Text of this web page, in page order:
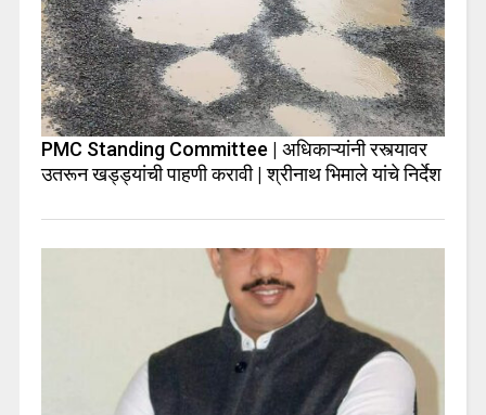
PMC Standing Committee | अधिकाऱ्यांनी रस्त्यावर
उतरून खड्ड्यांची पाहणी करावी | श्रीनाथ भिमाले यांचे निर्देश